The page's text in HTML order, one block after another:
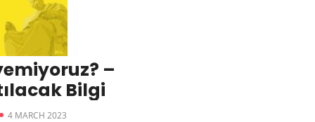
–
Bilgi
4 MARCH 2023